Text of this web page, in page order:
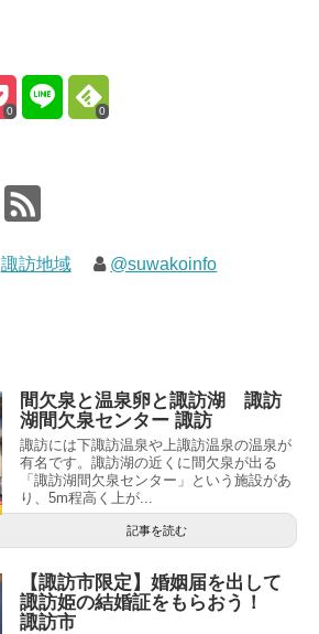
0 0
諏訪地域 @suwakoinfo
間欠泉と温泉卵と諏訪湖 諏訪
湖間欠泉センター 諏訪
諏訪には下諏訪温泉や上諏訪温泉の温泉が
有名です。諏訪湖の近くに間欠泉が出る
「諏訪湖間欠泉センター」という施設があ
り、5m程高く上が...
記事を読む
【諏訪市限定】婚姻届を出して
諏訪姫の結婚証をもらおう！
諏訪市